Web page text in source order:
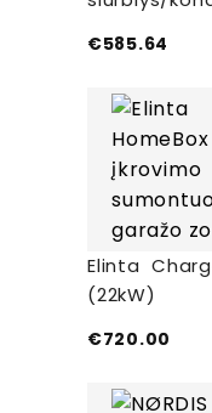
€585.64
Elinta
(22kW)
€720.00